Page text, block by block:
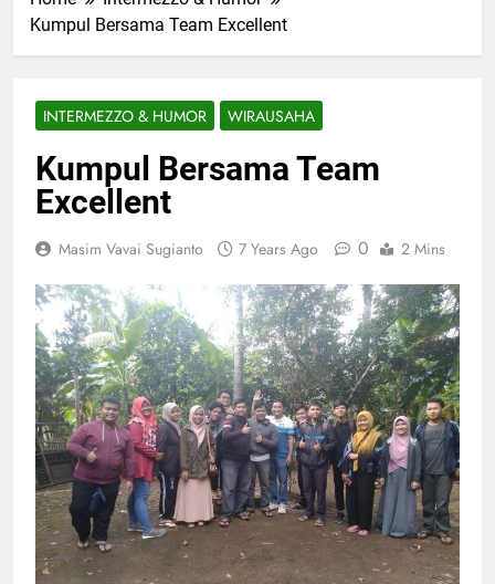
Kumpul Bersama Team Excellent
INTERMEZZO & HUMOR WIRAUSAHA
Kumpul Bersama Team
Excellent
Masim Vavai Sugianto 7 Years Ago 0 2 Mins